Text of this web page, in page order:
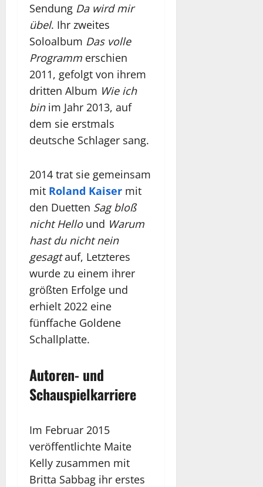
Sendung Da wird mir
übel. Ihr zweites
Soloalbum Das volle
Programm erschien
2011, gefolgt von ihrem
dritten Album Wie ich
binim Jahr 2013, auf
dem sie erstmals
deutsche Schlager sang.
2014 trat sie gemeinsam
mit Roland Kaiser mit
den Duetten Sag bloß
nicht Hellound Warum
hast du nicht nein
gesagtauf, Letzteres
wurde zu einem ihrer
größten Erfolge und
erhielt 2022 eine
fünffache Goldene
Schallplatte.
Autoren- und
Schauspielkarriere
Im Februar 2015
veröffentlichte Maite
Kelly zusammen mit
Britta Sabbag ihr erstes